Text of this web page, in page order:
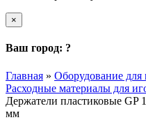
×
Ваш город: ?
Главная » Оборудование для
Расходные материалы для
Держатели пластиковые GP
мм